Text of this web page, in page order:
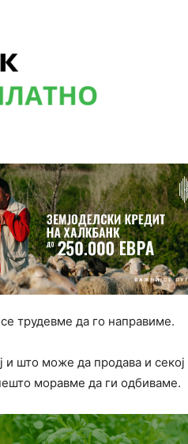
трудевме да го направиме.
и што може да продава и секој
моравме да ги одбиваме.